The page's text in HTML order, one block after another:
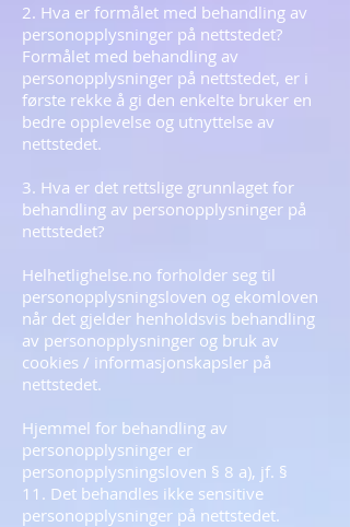
2. Hva er formålet med behandling av
personopplysninger på nettstedet?
Formålet med behandling av
personopplysninger på nettstedet, er i
første rekke å gi den enkelte bruker en
bedre opplevelse og utnyttelse av
nettstedet.
3. Hva er det rettslige grunnlaget for
behandling av personopplysninger på
nettstedet?
Helhetlighelse.no forholder seg til
personopplysningsloven og ekomloven
når det gjelder henholdsvis behandling
av personopplysninger og bruk av
cookies / informasjonskapsler på
nettstedet.
Hjemmel for behandling av
personopplysninger er
personopplysningsloven § 8 a), jf. §
11. Det behandles ikke sensitive
personopplysninger på nettstedet.